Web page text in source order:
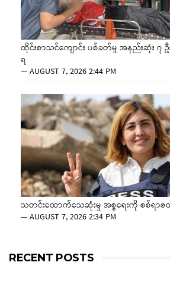
ထိုင်းစာသင်ကျောင်း ပစ်ခတ်မှု အနည်းဆုံး ၇ ဦ
ရ
—AUGUST 7, 2026 2:44 PM
သတင်းထောက်သေဆုံးမှု အစ္စရေးကို စစ်ရာဇ
—AUGUST 7, 2026 2:34 PM
RECENT POSTS